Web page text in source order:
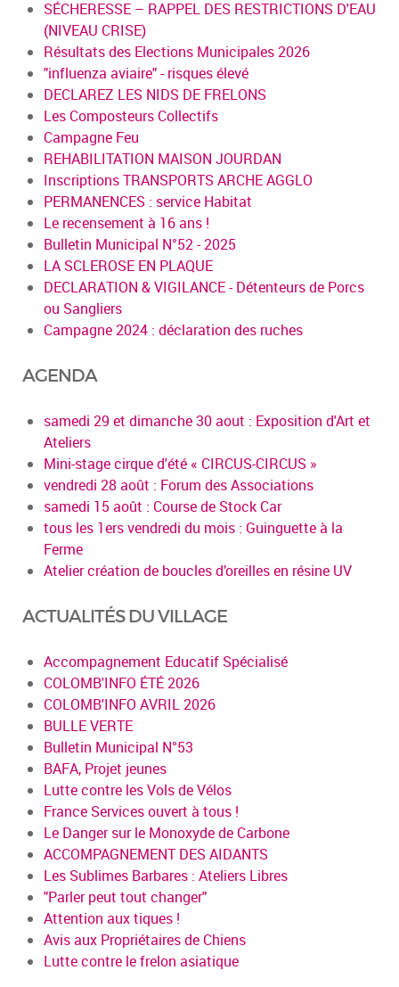
SÉCHERESSE – RAPPEL DES RESTRICTIONS D'EAU
(NIVEAU CRISE)
Résultats des Elections Municipales 2026
"influenza aviaire" - risques élevé
DECLAREZ LES NIDS DE FRELONS
Les Composteurs Collectifs
Campagne Feu
REHABILITATION MAISON JOURDAN
Inscriptions TRANSPORTS ARCHE AGGLO
PERMANENCES : service Habitat
Le recensement à 16 ans !
Bulletin Municipal N°52 - 2025
LA SCLEROSE EN PLAQUE
DECLARATION & VIGILANCE - Détenteurs de Porcs
ou Sangliers
Campagne 2024 : déclaration des ruches
AGENDA
samedi 29 et dimanche 30 aout : Exposition d'Art et
Ateliers
Mini-stage cirque d'été « CIRCUS-CIRCUS »
vendredi 28 août : Forum des Associations
samedi 15 août : Course de Stock Car
tous les 1ers vendredi du mois : Guinguette à la
Ferme
Atelier création de boucles d’oreilles en résine UV
ACTUALITÉS DU VILLAGE
Accompagnement Educatif Spécialisé
COLOMB'INFO ÉTÉ 2026
COLOMB'INFO AVRIL 2026
BULLE VERTE
Bulletin Municipal N°53
BAFA, Projet jeunes
Lutte contre les Vols de Vélos
France Services ouvert à tous !
Le Danger sur le Monoxyde de Carbone
ACCOMPAGNEMENT DES AIDANTS
Les Sublimes Barbares : Ateliers Libres
"Parler peut tout changer"
Attention aux tiques !
Avis aux Propriétaires de Chiens
Lutte contre le frelon asiatique